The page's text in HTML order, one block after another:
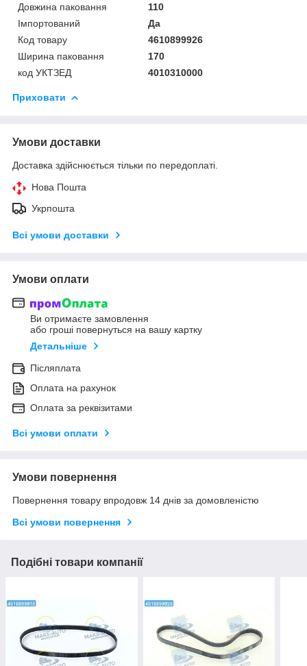
Довжина паковання
110
Імпортований
Да
Код товару
4610899926
Ширина паковання
170
код УКТЗЕД
4010310000
Приховати
Умови доставки
Доставка здійснюється тільки по передоплаті.
Нова Пошта
Укрпошта
Всі умови доставки
Умови оплати
Ви отримаєте замовлення
або гроші повернуться на вашу картку
Детальніше
Післяплата
Оплата на рахунок
Оплата за реквізитами
Всі умови оплати
Умови повернення
Повернення товару впродовж 14 днів за домовленістю
Всі умови повернення
Подібні товари компанії